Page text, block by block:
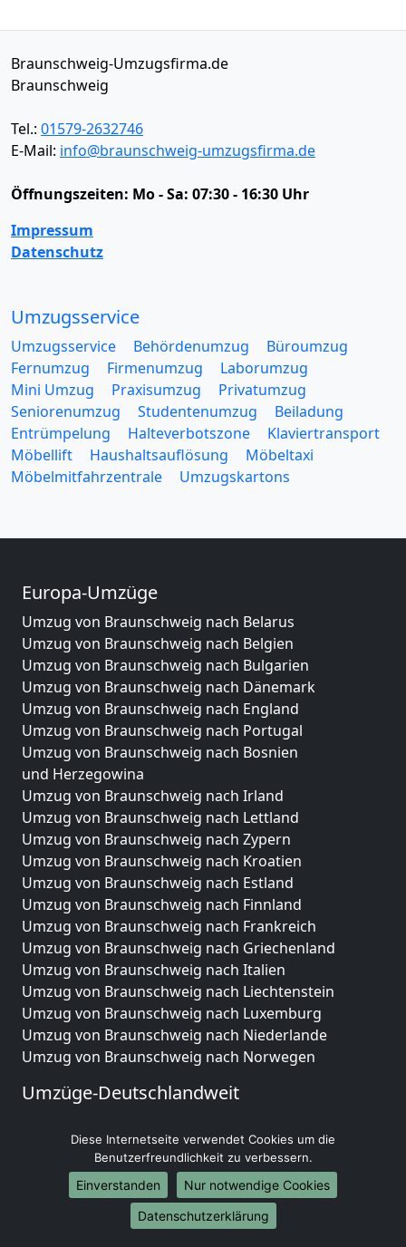
Braunschweig-Umzugsfirma.de
Braunschweig
Tel.: 01579-2632746
E-Mail: info@braunschweig-umzugsfirma.de
Öffnungszeiten: Mo - Sa: 07:30 - 16:30 Uhr
Impressum
Datenschutz
Umzugsservice
Umzugsservice Behördenumzug
Büroumzug
Fernumzug
Firmenumzug
Laborumzug
Mini Umzug
Praxisumzug
Privatumzug
Seniorenumzug
Studentenumzug
Beiladung
Entrümpelung
Halteverbotszone
Klaviertransport
Möbellift
Haushaltsauflösung
Möbeltaxi
Möbelmitfahrzentrale
Umzugskartons
Europa-Umzüge
Umzug von Braunschweig nach Belarus
Umzug von Braunschweig nach Belgien
Umzug von Braunschweig nach Bulgarien
Umzug von Braunschweig nach Dänemark
Umzug von Braunschweig nach England
Umzug von Braunschweig nach Portugal
Umzug von Braunschweig nach Bosnien
und Herzegowina
Umzug von Braunschweig nach Irland
Umzug von Braunschweig nach Lettland
Umzug von Braunschweig nach Zypern
Umzug von Braunschweig nach Kroatien
Umzug von Braunschweig nach Estland
Umzug von Braunschweig nach Finnland
Umzug von Braunschweig nach Frankreich
Umzug von Braunschweig nach Griechenland
Umzug von Braunschweig nach Italien
Umzug von Braunschweig nach Liechtenstein
Umzug von Braunschweig nach Luxemburg
Umzug von Braunschweig nach Niederlande
Umzug von Braunschweig nach Norwegen
Umzüge-Deutschlandweit
Umzug von Braunschweig nach Hamburg
Umzug von Braunschweig nach München
Umzug von Braunschweig nach Köln
Umzug von Braunschweig nach Frankfurt am Main
Umzug von Braunschweig nach Stuttgart
Diese Internetseite verwendet Cookies um die
Benutzerfreundlichkeit zu verbessern.
Einverstanden
Nur notwendige Cookies
Datenschutzerklärung